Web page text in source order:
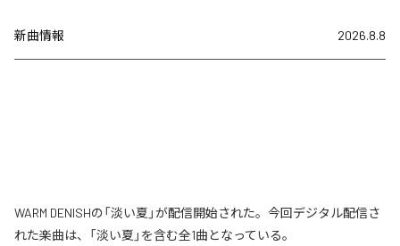
新曲情報 2026.8.8
WARM DENISHの「淡い夏」が配信開始された。今回デジタル配信さ
れた楽曲は、「淡い夏」を含む全1曲となっている。